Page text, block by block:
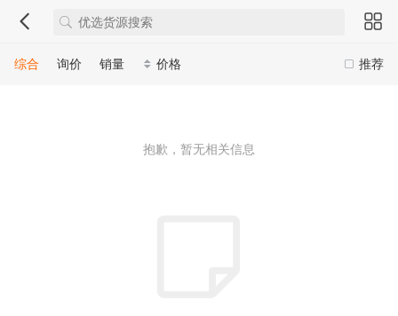
推荐
综合 询价 销量 价格
抱歉，暂无相关信息